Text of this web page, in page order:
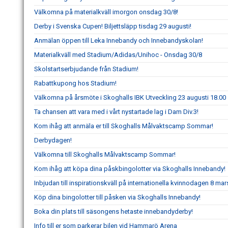
Välkomna på materialkväll imorgon onsdag 30/8!
Derby i Svenska Cupen! Biljettsläpp tisdag 29 augusti!
Anmälan öppen till Leka Innebandy och Innebandyskolan!
Materialkväll med Stadium/Adidas/Unihoc - Onsdag 30/8
Skolstartserbjudande från Stadium!
Rabattkupong hos Stadium!
Välkomna på årsmöte i Skoghalls IBK Utveckling 23 augusti 18.00
Ta chansen att vara med i vårt nystartade lag i Dam Div.3!
Kom ihåg att anmäla er till Skoghalls Målvaktscamp Sommar!
Derbydagen!
Välkomna till Skoghalls Målvaktscamp Sommar!
Kom ihåg att köpa dina påskbingolotter via Skoghalls Innebandy!
Inbjudan till inspirationskväll på internationella kvinnodagen 8
Köp dina bingolotter till påsken via Skoghalls Innebandy!
Boka din plats till säsongens hetaste innebandyderby!
Info till er som parkerar bilen vid Hammarö Arena